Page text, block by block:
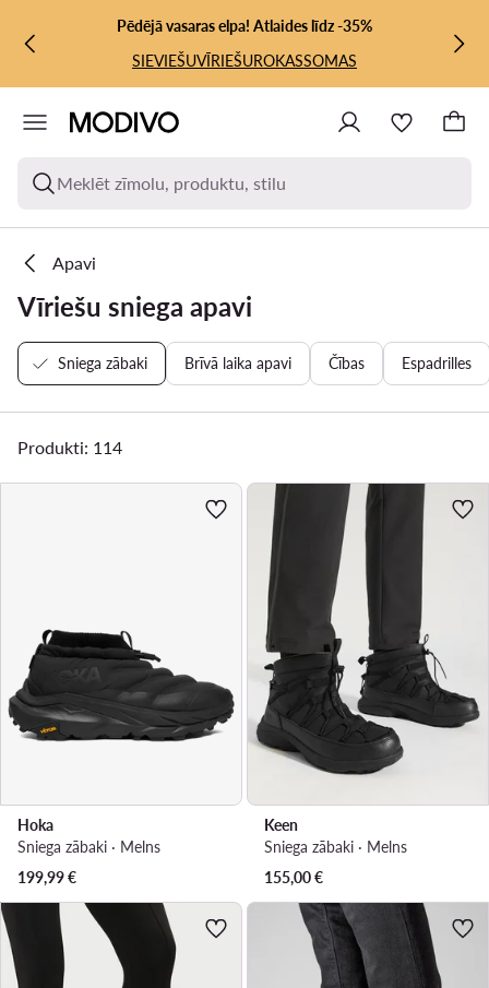
PĀRIET UZ GALVENO SATURU
PĀRIET UZ MEKLĒŠANUPēdējā vasaras elpa! Atlaides līdz -35%
SIEVIEŠUVĪRIEŠUROKASSOMAS
Meklēt zīmolu, produktu, stilu
Apavi
Vīriešu sniega apavi
Sniega zābaki Brīvā laika apavi Čības Espadrilles
Produkti: 114
Hoka
Sniega zābaki · Melns
199,99€
Keen
Sniega zābaki · Melns
155,00€